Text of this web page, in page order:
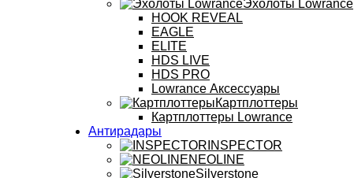
Эхолоты Lowrance
HOOK REVEAL
EAGLE
ELITE
HDS LIVE
HDS PRO
Lowrance Аксессуары
Картплоттеры
Картплоттеры Lowrance
Антирадары
INSPECTOR
NEOLINE
Silverstone